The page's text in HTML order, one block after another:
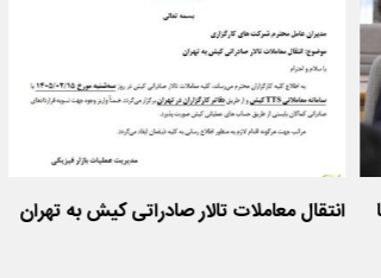
انتقال معاملات تالار صادراتی کیش به تهران